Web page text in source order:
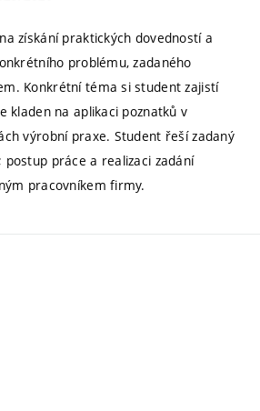
získání praktických dovedností a
problému, zadaného
Konkrétní téma si student zajistí
kladen na aplikaci poznatků v
výrobní praxe. Student řeší zadaný
práce a realizaci zadání
pracovníkem firmy.